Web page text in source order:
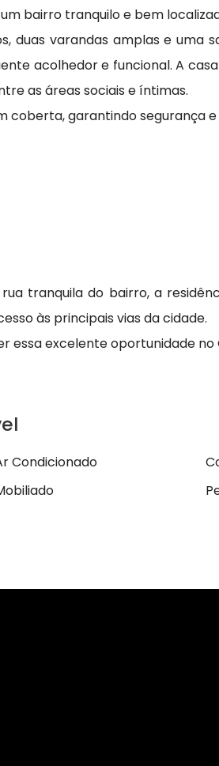
bairro tranquilo e bem
duas varandas amplas e uma
acolhedor e funcional. A
as áreas sociais e íntimas.
coberta, garantindo segurança
rua tranquila do bairro, a
às principais vias da cidade.
essa excelente oportunidade no
Condicionado